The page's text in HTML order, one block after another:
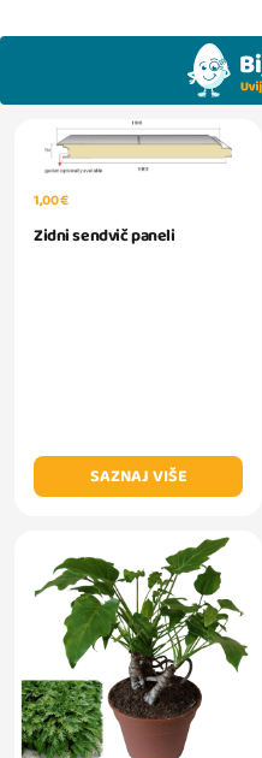
1,00 €
Zidni sendvič paneli
SAZNAJ VIŠE